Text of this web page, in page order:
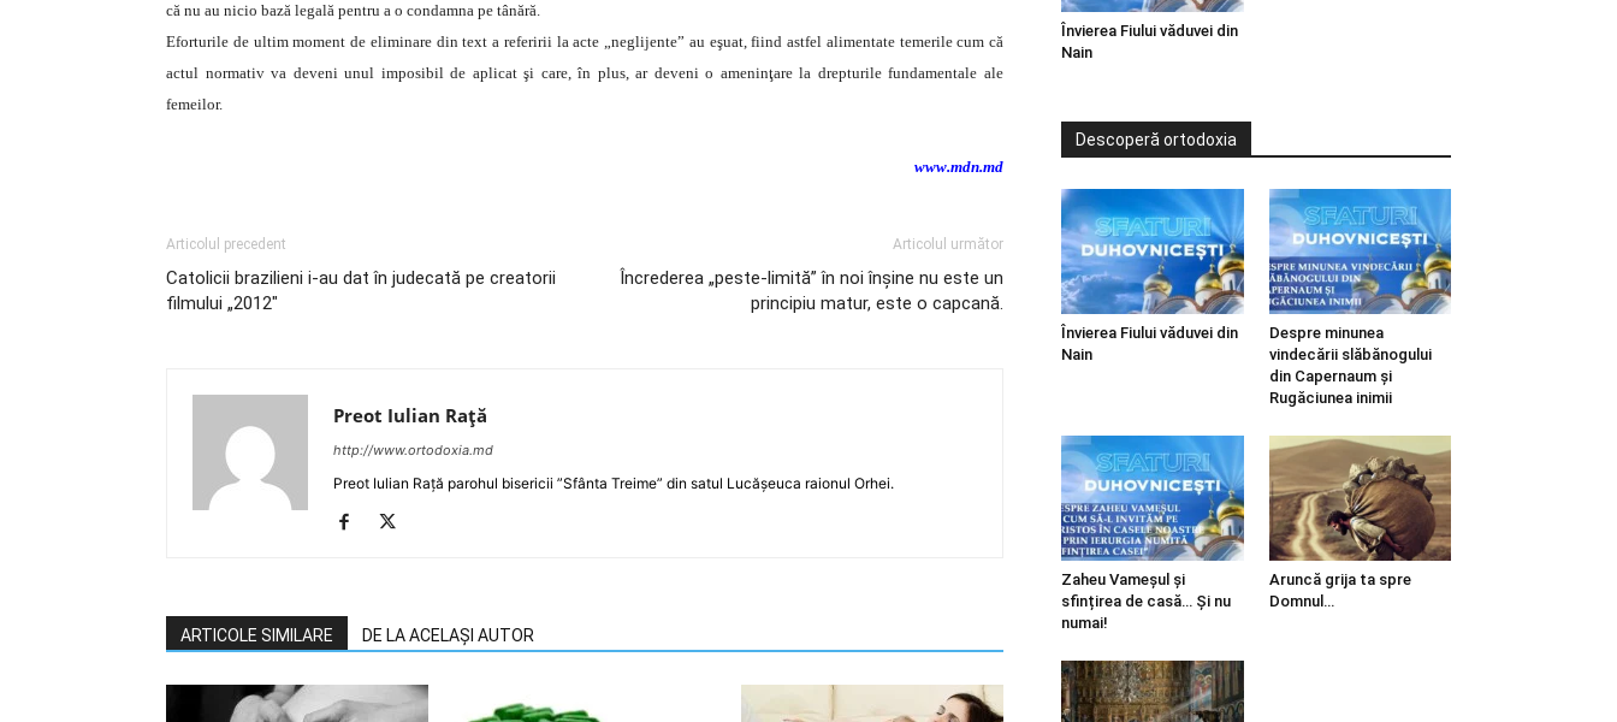
că nu au nicio bază legală pentru a o condamna pe tânără.
Eforturile de ultim moment de eliminare din text a referirii la acte „neglijente” au eşuat, fiind astfel alimentate temerile cum că
actul normativ va deveni unul imposibil de aplicat şi care, în plus, ar deveni o ameninţare la drepturile fundamentale ale
femeilor.
www.mdn.md
Articolul precedent
Catolicii brazilieni i-au dat în judecată pe creatorii
filmului „2012″
Articolul următor
Încrederea „peste-limită” în noi înşine nu este un
principiu matur, este o capcană.
Preot Iulian Raţă
http://www.ortodoxia.md
Preot Iulian Rață parohul bisericii ”Sfânta Treime” din satul Lucășeuca raionul Orhei.
ARTICOLE SIMILARE DE LA ACELAȘI AUTOR
Învierea Fiului văduvei din
Nain
Descoperă ortodoxia
Învierea Fiului văduvei din
Nain
Despre minunea
vindecării slăbănogului
din Capernaum și
Rugăciunea inimii
Zaheu Vameșul și
sfințirea de casă… Și nu
numai!
Aruncă grija ta spre
Domnul…